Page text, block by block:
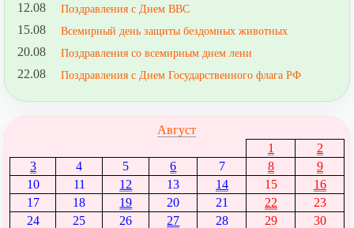
12.08 Поздравления с Днем ВВС
15.08 Всемирный день защиты бездомных животных
20.08 Поздравления со всемирным днем лени
22.08 Поздравления с Днем Государственного флага РФ
Август
1
2
3
4 5 6 7 8
9
10
11 12 13 14 15
16
17
18 19 20 21 22
23
24
25 26 27 28 29 30